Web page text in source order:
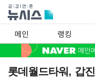
메인 랭킹
롯데월드타워, 갑